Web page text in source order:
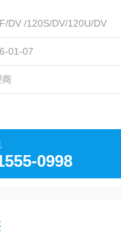
DV /120S/DV/120U/DV
01-07
0998